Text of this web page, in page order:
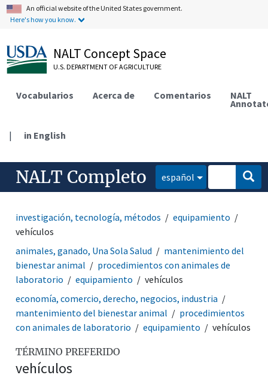
An official website of the United States government.
Here's how you know.
NALT Concept Space
U.S. DEPARTMENT OF AGRICULTURE
Vocabularios Acerca de Comentarios NALT
| in English
NALT Completo español
investigación, tecnología, métodos
equipamiento
vehículos
animales, ganado, Una Sola Salud
mantenimiento del
bienestar animal
procedimientos con animales de
laboratorio
equipamiento
vehículos
economía, comercio, derecho, negocios, industria
mantenimiento del bienestar animal
procedimientos
con animales de laboratorio
equipamiento vehículos
TÉRMINO PREFERIDO
vehículos